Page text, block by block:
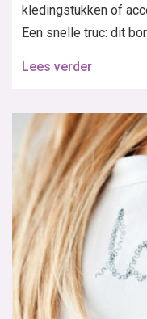
kledingstukken of
Een snelle truc: dit
Lees verder